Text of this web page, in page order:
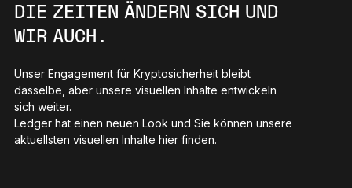
Ledger NanoGen5
So individuell wie du
NEUE FARBEN
Ledger NanoKlassiker
DIE ZEITEN ÄNDERN SICH UND
WIR AUCH.
Unser Engagement für Kryptosicherheit bleibt
dasselbe, aber unsere visuellen Inhalte entwickeln
sich weiter.
Ledger hat einen neuen Look und Sie können unsere
aktuellsten visuellen Inhalte hier finden.